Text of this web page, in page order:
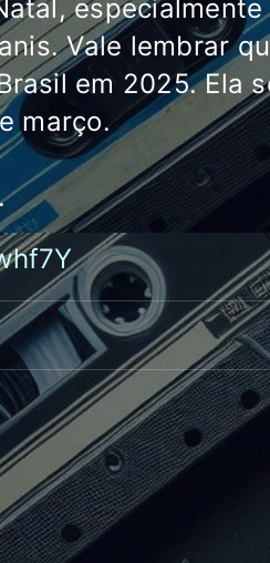
Vale lembrar
em 2025. Ela
março.